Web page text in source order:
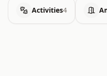
Activities4